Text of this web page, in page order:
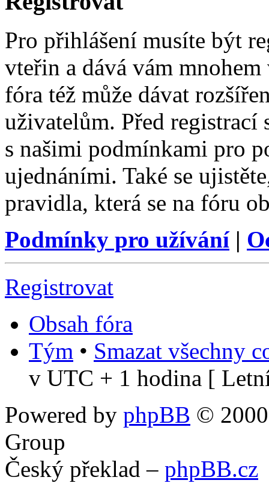
Pro přihlášení musíte být
vteřin a dává vám
fóra též může dávat
uživatelům. Před registrací
s našimi podmínkami pro
ujednáními. Také se
pravidla, která se na fóru
Podmínky pro užívání|
Registrovat
Obsah fóra
Tým • Smazat všechny
v UTC + 1 hodina [
Powered by phpBB ©
Group
Český překlad – phpBB.cz